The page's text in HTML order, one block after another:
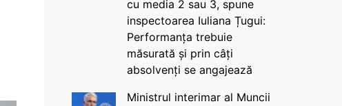
cu media 2 sau 3, spune
inspectoarea Iuliana Țugui:
Performanța trebuie
măsurată și prin câți
absolvenți se angajează
Ministrul interimar al Muncii